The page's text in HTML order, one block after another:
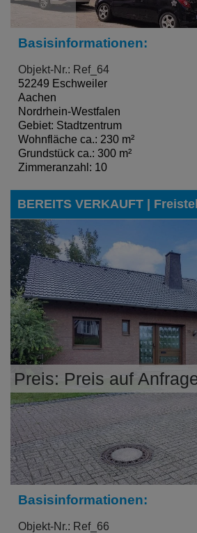
Basisinformationen:
Objekt-Nr.: Ref_64
52249 Eschweiler
Aachen
Nordrhein-Westfalen
Gebiet: Stadtzentrum
Wohnfläche ca.: 230 m²
Grundstück ca.: 300 m²
Zimmeranzahl: 10
Basisinformationen:
Objekt-Nr.: Ref_66
Preis: Preis auf